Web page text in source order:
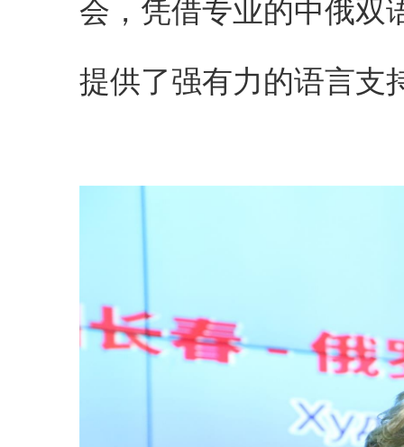
会，凭借专业的中俄双
提供了强有力的语言支